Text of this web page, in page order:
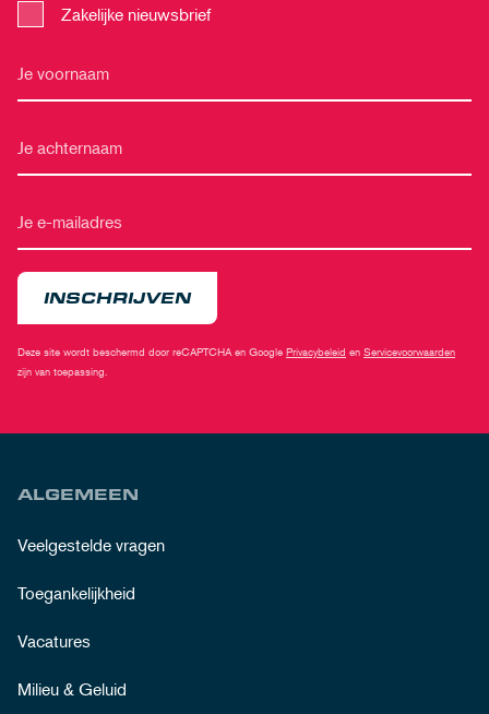
Zakelijke nieuwsbrief
INSCHRIJVEN
Deze site wordt beschermd door reCAPTCHA en Google Privacybeleid en Servicevoorwaarden
zijn van toepassing.
ALGEMEEN
Veelgestelde vragen
Toegankelijkheid
Vacatures
Milieu & Geluid